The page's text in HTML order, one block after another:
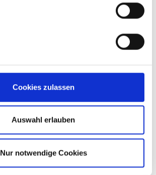
Cookies zulassen
Auswahl erlauben
Nur notwendige Cookies